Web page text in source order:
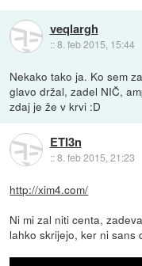
veqlargh
::8. feb 2015, 15:44
Nekako tako ja. Ko sem
glavo držal, zadel NIČ,
zdaj je že v krvi :D
ETI3n
::8. feb 2015, 21:23
http://xim4.com/
Ni mi zal niti centa,
lahko skrijejo, ker ni sans